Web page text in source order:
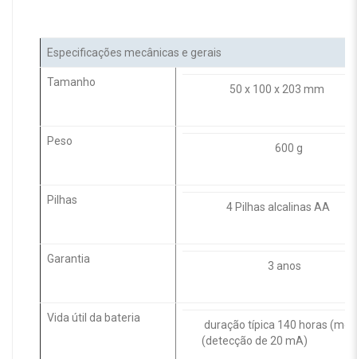
Especificações mecânicas e gerais
Tamanho
50 x 100 x 203 mm
Peso
600 g
Pilhas
4 Pilhas alcalinas AA
Garantia
3 anos
Vida útil da bateria
duração típica 140 horas
(detecção de 20 mA)